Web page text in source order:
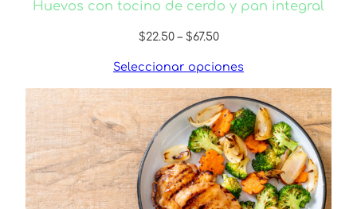
Huevos con tocino de cerdo y pan integral
$22.50 – $67.50Price
$22.50
through
$67.50
Seleccionar opciones